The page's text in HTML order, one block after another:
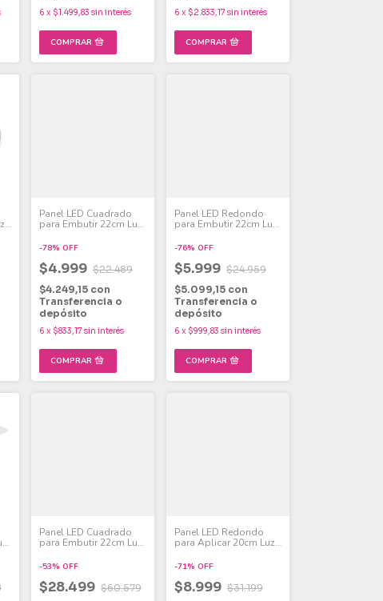
6 x $1.499,83 sin interés 6 x $2.833,17 sin interés
Panel LED Cuadrado
para Embutir 22cm Luz
-78% OFF
$4.999 $22.489
$4.249,15 con
Transferencia o
depósito
6 x $833,17 sin interés
Panel LED Redondo
para Embutir 22cm Luz
-76% OFF
$5.999 $24.959
$5.099,15 con
Transferencia o
depósito
6 x $999,83 sin interés
Panel LED Cuadrado
para Embutir 22cm Luz
-53% OFF
$28.499 $60.579
Panel LED Redondo
para Aplicar 20cm Luz
-71% OFF
$8.999 $31.199